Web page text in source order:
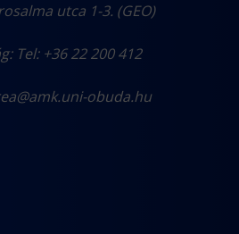
utca 1-3. (GEO)
Tel: +36 22 200 412
obuda.hu